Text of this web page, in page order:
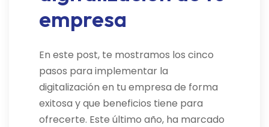
empresa
En este post, te mostramos los cinco
pasos para implementar la
digitalización en tu empresa de forma
exitosa y que beneficios tiene para
ofrecerte. Este último año, ha marcado